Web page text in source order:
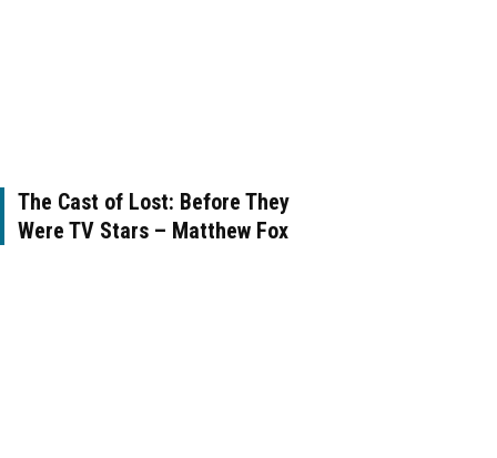
The Cast of Lost: Before They
Were TV Stars – Matthew Fox